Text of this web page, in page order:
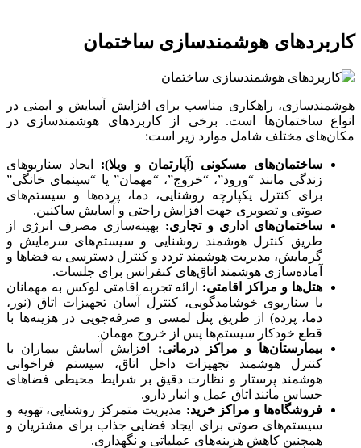
کاربردهای هوشمندسازی ساختمان
هوشمندسازی، راهکاری مناسب برای افزایش آسایش و ایمنی در
انواع ساختمان‌ها است. برخی از کاربردهای هوشمندسازی در
مکان‌های مختلف شامل موارد زیر است:
ساختمان‌های مسکونی (آپارتمان و ویلا): ایجاد سناریوهای
زندگی مانند “ورود”، “خروج”، “مهمان” یا “سینمای خانگی”
برای کنترل یکپارچه روشنایی، دما، پرده‌ها و سیستم‌های
صوتی و تصویری جهت افزایش راحتی و آسایش ساکنین.
ساختمان‌های اداری و تجاری: بهینه‌سازی مصرف انرژی از
طریق کنترل هوشمند روشنایی و سیستم‌های سرمایش و
گرمایش، مدیریت هوشمند تردد و کنترل دسترسی به فضاها و
آماده‌سازی هوشمند اتاق‌های کنفرانس برای جلسات.
هتل‌ها و مراکز اقامتی: ارائه تجربه اقامتی لوکس به مهمانان
با سناریوی خوشامدگویی، کنترل آسان تجهیزات اتاق (نور،
دما، پرده) از طریق پنل لمسی و صرفه‌جویی در هزینه‌ها با
قطع خودکار سیستم‌ها پس از خروج مهمان.
بیمارستان‌ها و مراکز درمانی: افزایش آسایش بیماران با
کنترل هوشمند تجهیزات داخل اتاق، سیستم فراخوانی
هوشمند پرستار و نظارت دقیق بر شرایط محیطی فضاهای
حساس مانند اتاق عمل و انبار دارو.
فروشگاه‌ها و مراکز خرید: مدیریت متمرکز روشنایی، تهویه و
سیستم‌های صوتی برای ایجاد فضایی جذاب برای مشتریان و
همچنین کاهش هزینه‌های عملیاتی و نگهداری.